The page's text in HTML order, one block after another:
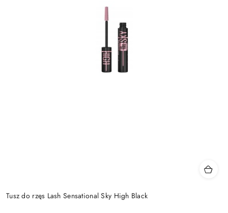
Tusz do rzęs Lash Sensational Sky High Black